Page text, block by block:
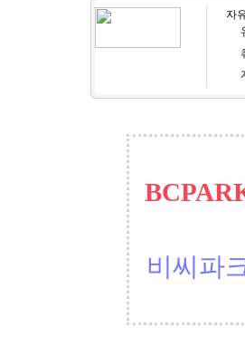
자
비씨파